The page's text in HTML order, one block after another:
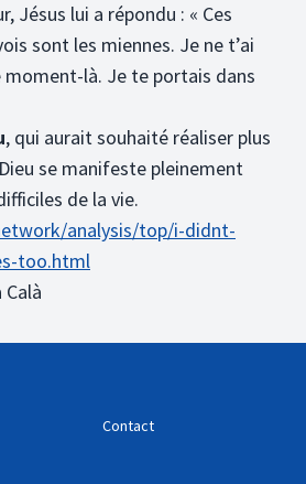
Jésus lui a répondu : « Ces
sont les miennes. Je ne t’ai
moment-là. Je te portais dans
, qui aurait souhaité réaliser plus
se manifeste pleinement
de la vie.
analysis/top/i-didnt-
too.html
Contact